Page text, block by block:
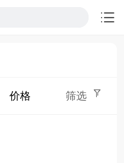
价格 筛选